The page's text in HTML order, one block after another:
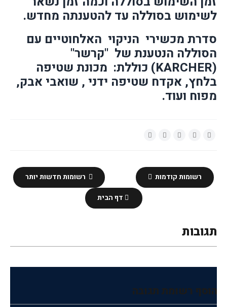
לשימוש בסוללה עד להטענתה מחדש.
סדרת מכשירי הניקוי האלחוטיים עם
הסוללה הנטענת של "קרשר"
(
KARCHER) כוללת: מכונת שטיפה
בלחץ, אקדח שטיפה ידני , שואבי אבק,
מפוח ועוד.
רשומות חדשות יותר רשומות קודמות
דף הבית
תגובות
הוסף רשומת תגובה